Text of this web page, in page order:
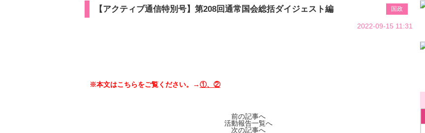
【アクティブ通信特別号】第208回通常国会総括ダイジェスト編 国政
2022-09-15 11:31
※本文はこちらをご覧ください。→①、 ②
前の記事へ
活動報告一覧へ
次の記事へ